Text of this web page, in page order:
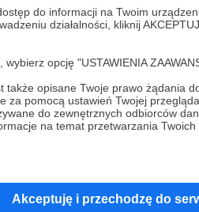
do informacji na Twoim
działalności, kliknij
opcję "USTAWIENIA
także opisane Twoje prawo żądania
pomocą ustawień Twojej
do zewnętrznych odbiorców
na temat przetwarzania
Akceptuję i przechodzę do
danych
rejestracyjnym w celu
Patronite.
Opcja ta może zostać